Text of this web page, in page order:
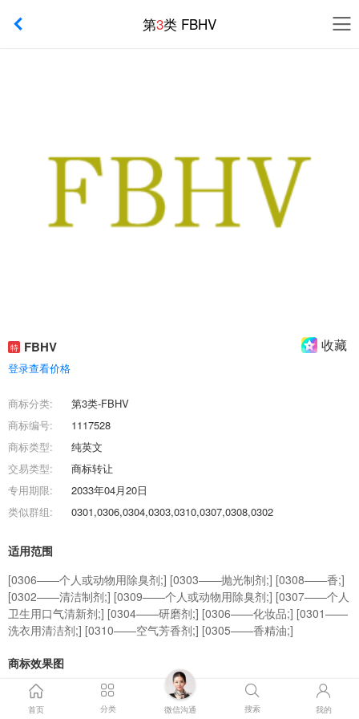
第3类 FBHV
特 FBHV 收藏
登录查看价格
商标分类:
第3类-FBHV
商标编号:
1117528
商标类型:
纯英文
交易类型:
商标转让
专用期限:
2033年04月20日
类似群组:
0301,0306,0304,0303,0310,0307,0308,0302
适用范围
[0306——个人或动物用除臭剂;] [0303——抛光制剂;] [0308——香;]
[0302——清洁制剂;] [0309——个人或动物用除臭剂;] [0307——个人
卫生用口气清新剂;] [0304——研磨剂;] [0306——化妆品;] [0301——
洗衣用清洁剂;] [0310——空气芳香剂;] [0305——香精油;]
商标效果图
商标交易流程
首页 分类 微信沟通 搜索 我的